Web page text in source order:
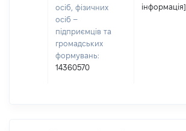
осіб, фізичних
осіб –
підприємців та
громадських
формувань:
14360570
інформація]